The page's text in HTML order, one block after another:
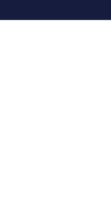
para diciembre de 2028”
de pulmón en Venezuela: